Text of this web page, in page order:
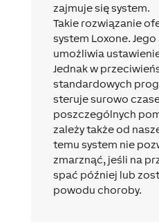
zajmuje się system.
Takie rozwiązanie
system Loxone.
umożliwia
Jednak w
standardowych
steruje surowo
poszczególnych
zależy także od
temu system nie
zmarznąć, jeśli na
spać później lub
powodu choroby.